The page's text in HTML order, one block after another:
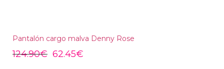
Pantalón cargo malva Denny Rose
124.90€ 62.45€